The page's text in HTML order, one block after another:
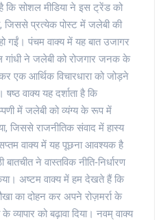
है कि सोशल मीडिया ने इस ट्रेंड को
जिससे प्रत्येक पोस्ट में जलेबी की
गईं। पंचम वाक्य में यह बात उजागर
गांधी ने जलेबी को रोजगार जनक के
एक आर्थिक विचारधारा को जोड़ने
वाक्य यह दर्शाता है कि
में जलेबी को व्यंग्य के रूप में
जिससे राजनीतिक संवाद में हास्य
वाक्य में यह पूछना आवश्यक है
बातचीत ने वास्तविक नीति‑निर्धारण
अष्टम वाक्य में हम देखते हैं कि
का दोहन कर अपने रोज़मर्रा के
व्यापार को बढ़ावा दिया। नवम् वाक्य